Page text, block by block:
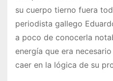
su cuerpo tierno fuera
periodista gallego
a poco de conocerla
energía que era
caer en la lógica de su